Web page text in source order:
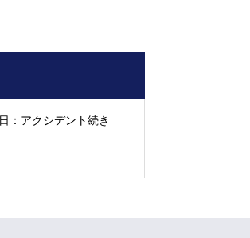
：アクシデント続き